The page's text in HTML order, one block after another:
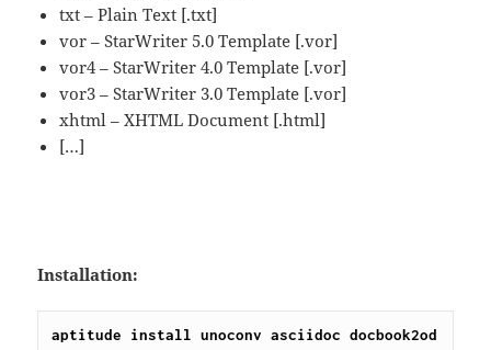
txt – Plain Text [.txt]
vor – StarWriter 5.0 Template [.vor]
vor4 – StarWriter 4.0 Template [.vor]
vor3 – StarWriter 3.0 Template [.vor]
xhtml – XHTML Document [.html]
[…]
Installation:
aptitude install unoconv asciidoc docbook2od